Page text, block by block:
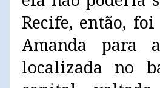
Recife, então,
Amanda para
localizada no